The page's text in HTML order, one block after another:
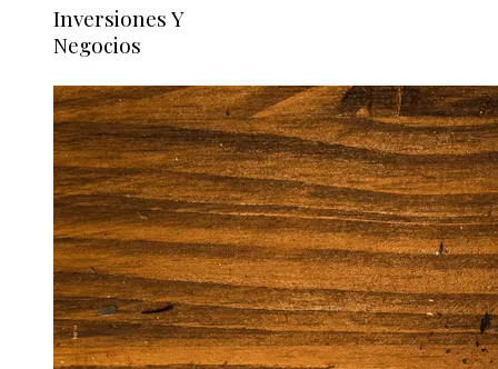
Inversiones Y
Negocios